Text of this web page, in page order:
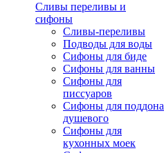
Сливы переливы и
сифоны
Сливы-переливы
Подводы для воды
Сифоны для биде
Сифоны для ванны
Сифоны для
писсуаров
Сифоны для поддона
душевого
Сифоны для
кухонных моек